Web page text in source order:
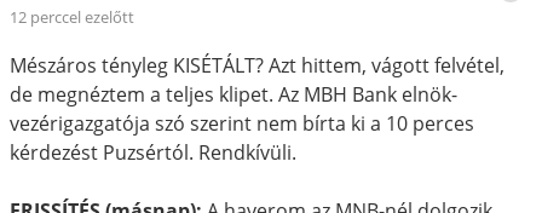
12 perccel ezelőtt
Mészáros tényleg KISÉTÁLT? Azt hittem, vágott felvétel,
de megnéztem a teljes klipet. Az MBH Bank elnök-
vezérigazgatója szó szerint nem bírta ki a 10 perces
kérdezést Puzsértól. Rendkívüli.